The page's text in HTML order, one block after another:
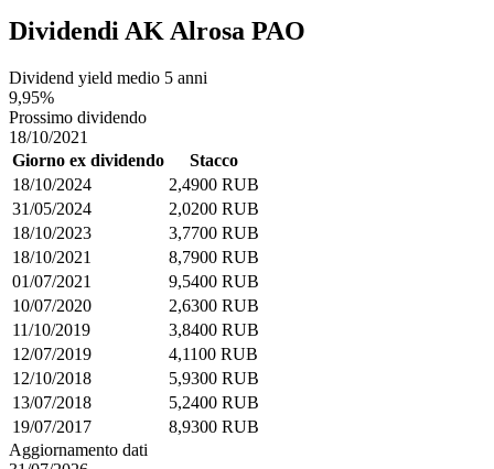
Dividendi AK Alrosa PAO
Dividend yield medio 5 anni
9,95%
Prossimo dividendo
18/10/2021
Giorno ex dividendo
Stacco
18/10/2024
2,4900 RUB
31/05/2024
2,0200 RUB
18/10/2023
3,7700 RUB
18/10/2021
8,7900 RUB
01/07/2021
9,5400 RUB
10/07/2020
2,6300 RUB
11/10/2019
3,8400 RUB
12/07/2019
4,1100 RUB
12/10/2018
5,9300 RUB
13/07/2018
5,2400 RUB
19/07/2017
8,9300 RUB
Aggiornamento dati